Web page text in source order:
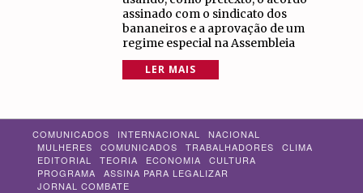
assinado com o sindicato dos
bananeiros e a aprovação de um
regime especial na Assembleia
LER MAIS
COMUNICADOS INTERNACIONAL
NACIONAL
MULHERES
COMUNICADOS TRABALHADORES
CLIMA
EDITORIAL
TEORIA ECONOMIA
CULTURA
PROGRAMA
ASSINA PARA LEGALIZAR
JORNAL COMBATE